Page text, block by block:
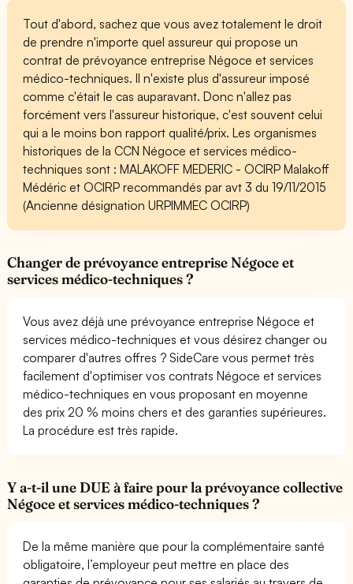
Tout d'abord, sachez que vous avez totalement le droit
de prendre n'importe quel assureur qui propose un
contrat de prévoyance entreprise Négoce et services
médico-techniques. Il n'existe plus d'assureur imposé
comme c'était le cas auparavant. Donc n'allez pas
forcément vers l'assureur historique, c'est souvent celui
qui a le moins bon rapport qualité/prix. Les organismes
historiques de la CCN Négoce et services médico-
techniques sont : MALAKOFF MEDERIC - OCIRP Malakoff
Médéric et OCIRP recommandés par avt 3 du 19/11/2015
(Ancienne désignation URPIMMEC OCIRP)
Changer de prévoyance entreprise Négoce et
services médico-techniques ?
Vous avez déjà une prévoyance entreprise Négoce et
services médico-techniques et vous désirez changer ou
comparer d'autres offres ? SideCare vous permet très
facilement d'optimiser vos contrats Négoce et services
médico-techniques en vous proposant en moyenne
des prix 20 % moins chers et des garanties supérieures.
La procédure est très rapide.
Y a-t-il une DUE à faire pour la prévoyance collective
Négoce et services médico-techniques ?
De la même manière que pour la complémentaire santé
obligatoire, l’employeur peut mettre en place des